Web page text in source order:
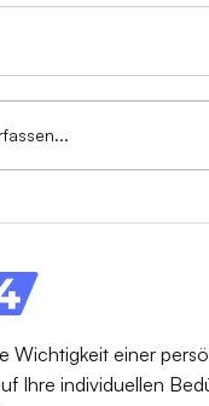
2025 zum
Wichtigkeit einer
Ihre individuellen